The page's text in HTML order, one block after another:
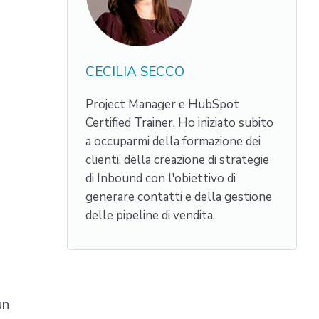
CECILIA SECCO
Project Manager e HubSpot
Certified Trainer. Ho iniziato subito
a occuparmi della formazione dei
clienti, della creazione di strategie
di Inbound con l'obiettivo di
generare contatti e della gestione
delle pipeline di vendita.